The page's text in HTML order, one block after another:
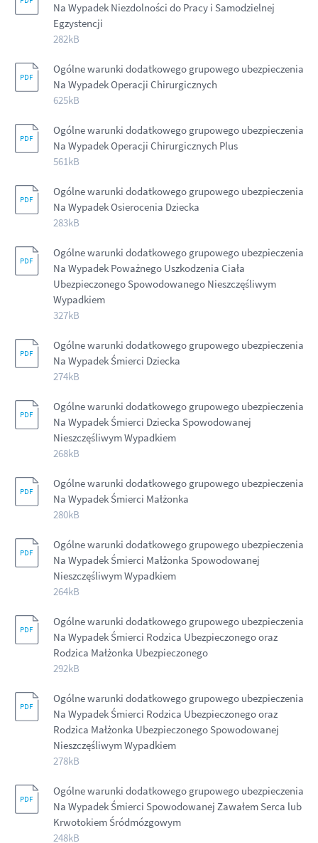
Na Wypadek Niezdolności do Pracy i Samodzielnej
Egzystencji
282kB
Ogólne warunki dodatkowego grupowego ubezpieczenia
Na Wypadek Operacji Chirurgicznych
625kB
Ogólne warunki dodatkowego grupowego ubezpieczenia
Na Wypadek Operacji Chirurgicznych Plus
561kB
Ogólne warunki dodatkowego grupowego ubezpieczenia
Na Wypadek Osierocenia Dziecka
283kB
Ogólne warunki dodatkowego grupowego ubezpieczenia
Na Wypadek Poważnego Uszkodzenia Ciała
Ubezpieczonego Spowodowanego Nieszczęśliwym
Wypadkiem
327kB
Ogólne warunki dodatkowego grupowego ubezpieczenia
Na Wypadek Śmierci Dziecka
274kB
Ogólne warunki dodatkowego grupowego ubezpieczenia
Na Wypadek Śmierci Dziecka Spowodowanej
Nieszczęśliwym Wypadkiem
268kB
Ogólne warunki dodatkowego grupowego ubezpieczenia
Na Wypadek Śmierci Małżonka
280kB
Ogólne warunki dodatkowego grupowego ubezpieczenia
Na Wypadek Śmierci Małżonka Spowodowanej
Nieszczęśliwym Wypadkiem
264kB
Ogólne warunki dodatkowego grupowego ubezpieczenia
Na Wypadek Śmierci Rodzica Ubezpieczonego oraz
Rodzica Małżonka Ubezpieczonego
292kB
Ogólne warunki dodatkowego grupowego ubezpieczenia
Na Wypadek Śmierci Rodzica Ubezpieczonego oraz
Rodzica Małżonka Ubezpieczonego Spowodowanej
Nieszczęśliwym Wypadkiem
278kB
Ogólne warunki dodatkowego grupowego ubezpieczenia
Na Wypadek Śmierci Spowodowanej Zawałem Serca lub
Krwotokiem Śródmózgowym
248kB